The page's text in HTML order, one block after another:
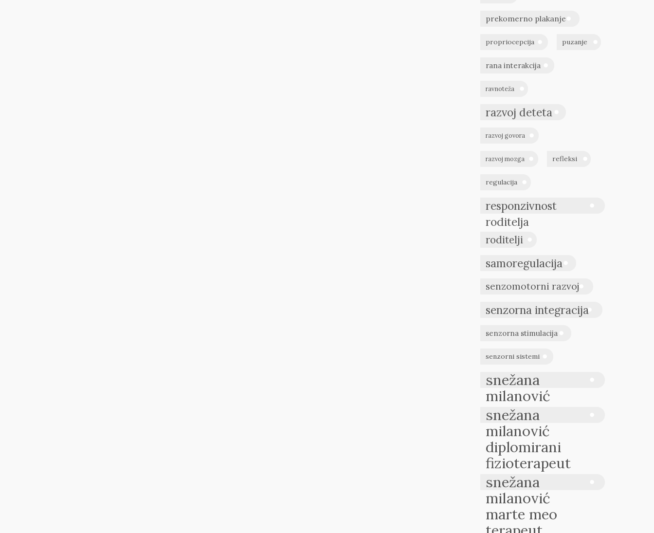
prekomerno plakanje
propriocepcija puzanje
rana interakcija
ravnoteža
razvoj deteta
razvoj govora
razvoj mozga refleksi
regulacija
responzivnost
roditelja
roditelji
samoregulacija
senzomotorni razvoj
senzorna integracija
senzorna stimulacija
senzorni sistemi
snežana
milanović
snežana
milanović
diplomirani
fizioterapeut
snežana
milanović
marte meo